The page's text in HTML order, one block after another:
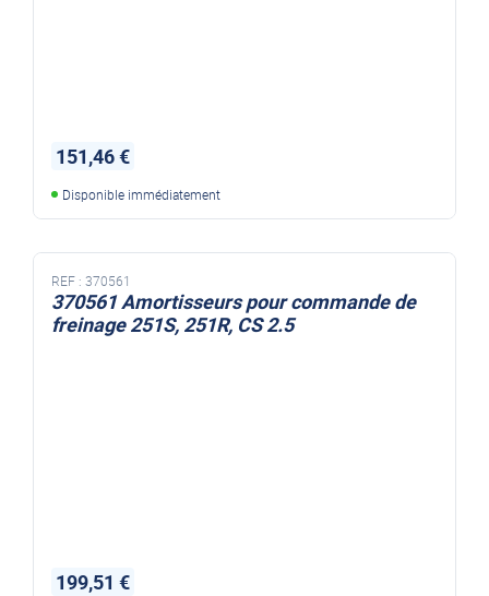
151,46 €
Disponible immédiatement
REF : 370561
370561 Amortisseurs pour commande de
freinage 251S, 251R, CS 2.5
199,51 €